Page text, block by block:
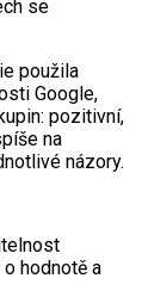
se
použila
Google,
pozitivní,
na
názory.
hodnotě a